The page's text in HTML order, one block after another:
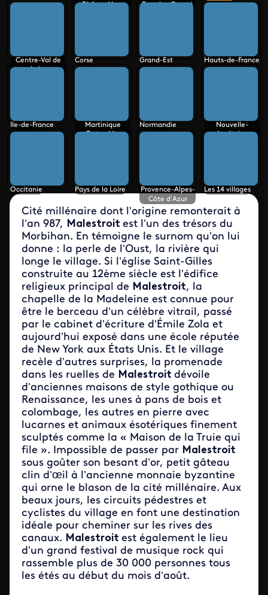
Rhône-Alpes
Franche-Comté
Centre-Val de
Loire
Corse Grand-Est Hauts-de-France
Ile-de-France
Martinique
Outre-Mer
Normandie
Nouvelle-
Aquitaine
Occitanie Pays de la Loire
Provence-Alpes-
Côte d’Azur
Les 14 villages
Cité millénaire dont l’origine remonterait à
l’an 987, Malestroit est l’un des trésors du
Morbihan. En témoigne le surnom qu’on lui
donne : la perle de l’Oust, la rivière qui
longe le village. Si l’église Saint-Gilles
construite au 12ème siècle est l’édifice
religieux principal de Malestroit, la
chapelle de la Madeleine est connue pour
être le berceau d’un célèbre vitrail, passé
par le cabinet d’écriture d’Émile Zola et
aujourd’hui exposé dans une école réputée
de New York aux États Unis. Et le village
recèle d’autres surprises, la promenade
dans les ruelles de Malestroit dévoile
d’anciennes maisons de style gothique ou
Renaissance, les unes à pans de bois et
colombage, les autres en pierre avec
lucarnes et animaux ésotériques finement
sculptés comme la « Maison de la Truie qui
file ». Impossible de passer par Malestroit
sous goûter son besant d’or, petit gâteau
clin d’œil à l’ancienne monnaie byzantine
qui orne le blason de la cité millénaire. Aux
beaux jours, les circuits pédestres et
cyclistes du village en font une destination
idéale pour cheminer sur les rives des
canaux. Malestroit est également le lieu
d’un grand festival de musique rock qui
rassemble plus de 30 000 personnes tous
les étés au début du mois d’août.